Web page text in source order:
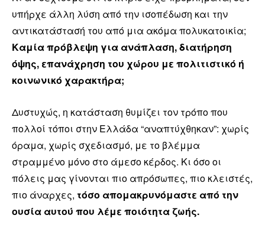
υπήρχε άλλη λύση από την ισοπέδωση και την
αντικατάστασή του από μια ακόμα πολυκατοικία;
Καμία πρόβλεψη για ανάπλαση, διατήρηση
όψης, επανάχρηση του χώρου με πολιτιστικό ή
κοινωνικό χαρακτήρα;
Δυστυχώς, η κατάσταση θυμίζει τον τρόπο που
πολλοί τόποι στην Ελλάδα “αναπτύχθηκαν”: χωρίς
όραμα, χωρίς σχεδιασμό, με το βλέμμα
στραμμένο μόνο στο άμεσο κέρδος. Κι όσο οι
πόλεις μας γίνονται πιο απρόσωπες, πιο κλειστές,
πιο άναρχες, τόσο απομακρυνόμαστε από την
ουσία αυτού που λέμε ποιότητα ζωής.